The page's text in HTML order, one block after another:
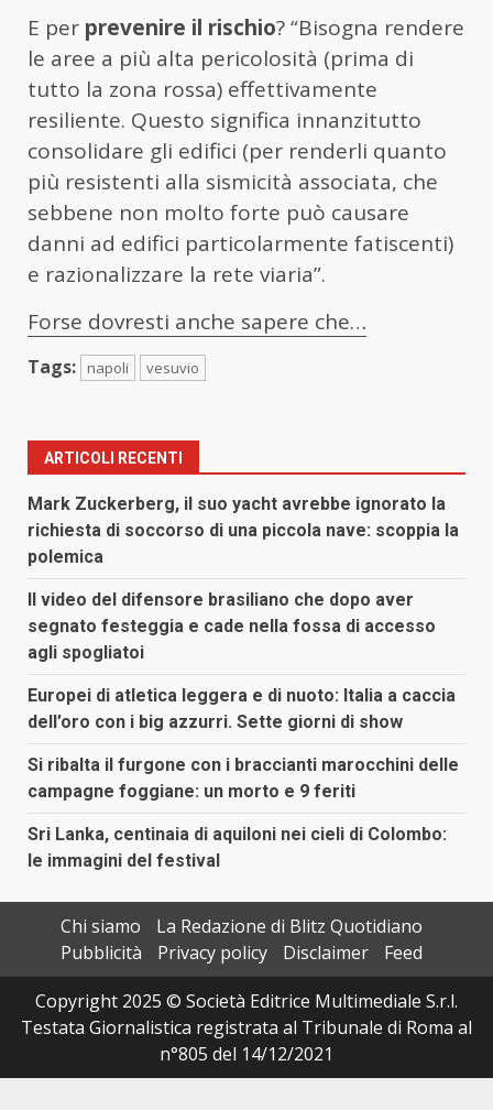
E per prevenire il rischio? “Bisogna rendere
le aree a più alta pericolosità (prima di
tutto la zona rossa) effettivamente
resiliente. Questo significa innanzitutto
consolidare gli edifici (per renderli quanto
più resistenti alla sismicità associata, che
sebbene non molto forte può causare
danni ad edifici particolarmente fatiscenti)
e razionalizzare la rete viaria”.
Forse dovresti anche sapere che…
Tags: napoli vesuvio
ARTICOLI RECENTI
Mark Zuckerberg, il suo yacht avrebbe ignorato la
richiesta di soccorso di una piccola nave: scoppia la
polemica
Il video del difensore brasiliano che dopo aver
segnato festeggia e cade nella fossa di accesso
agli spogliatoi
Europei di atletica leggera e di nuoto: Italia a caccia
dell’oro con i big azzurri. Sette giorni di show
Si ribalta il furgone con i braccianti marocchini delle
campagne foggiane: un morto e 9 feriti
Sri Lanka, centinaia di aquiloni nei cieli di Colombo:
le immagini del festival
Chi siamo
La Redazione di Blitz Quotidiano
Pubblicità
Privacy policy Disclaimer
Feed
Copyright 2025 © Società Editrice Multimediale S.r.l.
Testata Giornalistica registrata al Tribunale di Roma al
n°805 del 14/12/2021